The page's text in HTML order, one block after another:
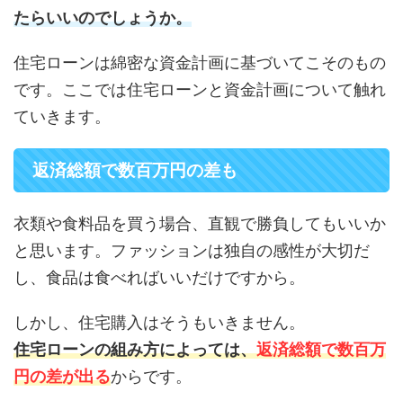
たらいいのでしょうか。
住宅ローンは綿密な資金計画に基づいてこそのもの
です。ここでは住宅ローンと資金計画について触れ
ていきます。
返済総額で数百万円の差も
衣類や食料品を買う場合、直観で勝負してもいいか
と思います。ファッションは独自の感性が大切だ
し、食品は食べればいいだけですから。
しかし、住宅購入はそうもいきません。
住宅ローンの組み方によっては、返済総額で数百万
円の差が出るからです。